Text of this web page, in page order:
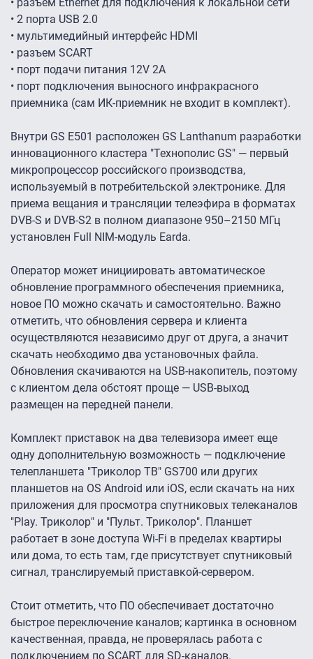
• 2 порта USB 2.0
• мультимедийный интерфейс HDMI
• разъем SCART
• порт подачи питания 12V 2A
• порт подключения выносного инфракрасного
приемника (сам ИК-приемник не входит в комплект).
Внутри GS E501 расположен GS Lanthanum разработки
инновационного кластера "Технополис GS" — первый
микропроцессор российского производства,
используемый в потребительской электронике. Для
приема вещания и трансляции телеэфира в форматах
DVB-S и DVB-S2 в полном диапазоне 950–2150 МГц
установлен Full NIM-модуль Earda.
Оператор может инициировать автоматическое
обновление программного обеспечения приемника,
новое ПО можно скачать и самостоятельно. Важно
отметить, что обновления сервера и клиента
осуществляются независимо друг от друга, а значит
скачать необходимо два установочных файла.
Обновления скачиваются на USB-накопитель, поэтому
с клиентом дела обстоят проще — USB-выход
размещен на передней панели.
Комплект приставок на два телевизора имеет еще
одну дополнительную возможность — подключение
телепланшета "Триколор ТВ" GS700 или других
планшетов на OS Android или iOS, если скачать на них
приложения для просмотра спутниковых телеканалов
"Play. Триколор" и "Пульт. Триколор". Планшет
работает в зоне доступа Wi-Fi в пределах квартиры
или дома, то есть там, где присутствует спутниковый
сигнал, транслируемый приставкой-сервером.
Стоит отметить, что ПО обеспечивает достаточно
быстрое переключение каналов; картинка в основном
качественная, правда, не проверялась работа с
подключением по SCART для SD-каналов.